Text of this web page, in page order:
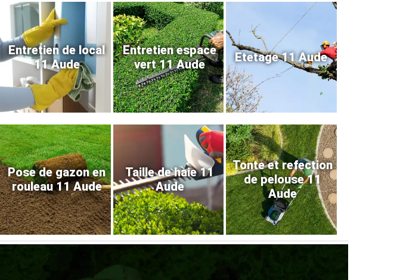
Entretien de local
11 Aude
Entretien espace
vert 11 Aude
Etetage 11 Aude
Pose de gazon en
rouleau 11 Aude
Taille de haie 11
Aude
Tonte et refection
de pelouse 11
Aude